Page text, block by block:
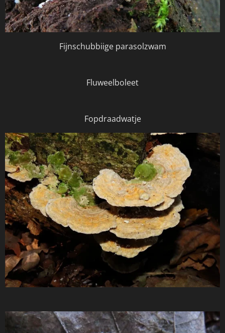
Fijnschubbiige parasolzwam
Fluweelboleet
Fopdraadwatje